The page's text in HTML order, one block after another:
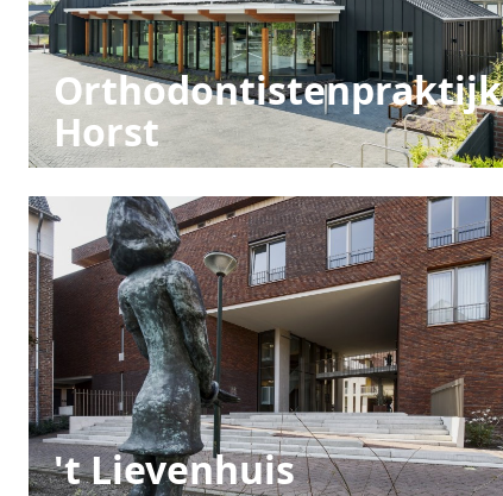
Orthodontistenpraktijk
Horst
't Lievenhuis